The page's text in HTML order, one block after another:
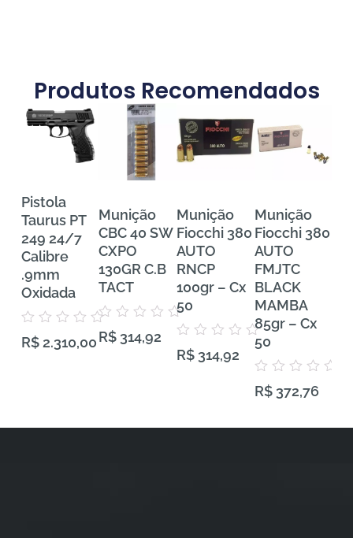
Produtos Recomendados
Pistola
Taurus PT
249 24/7
Calibre
.9mm
Oxidada
0
R$2.310,00
Munição
CBC 40 SW
CXPO
130GR C.B
TACT
0
R$ 314,92
Munição
Fiocchi 380
AUTO
RNCP
100gr – Cx
50
0
R$ 314,92
Munição
Fiocchi 380
AUTO
FMJTC
BLACK
MAMBA
85gr – Cx
50
0
R$372,76